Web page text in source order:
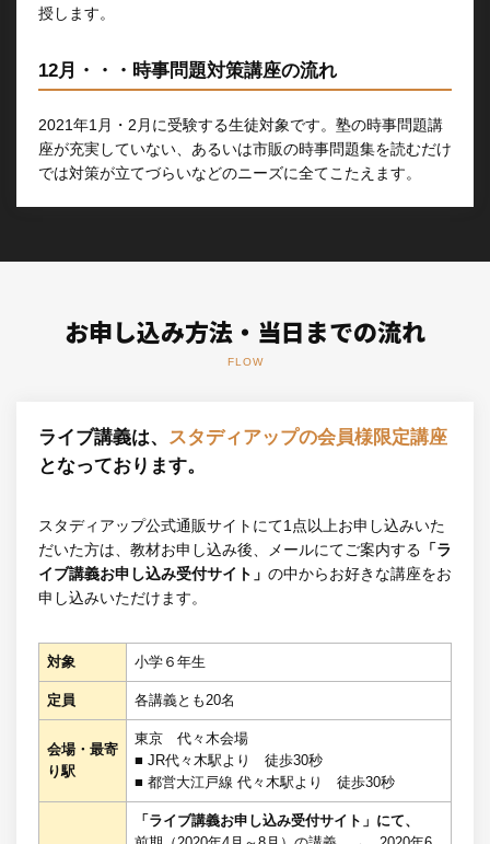
授します。
12月・・・時事問題対策講座の流れ
2021年1月・2月に受験する生徒対象です。塾の時事問題講
座が充実していない、あるいは市販の時事問題集を読むだけ
では対策が立てづらいなどのニーズに全てこたえます。
お申し込み方法・当日までの流れ
FLOW
ライブ講義は、 スタディアップの会員様限定講座
となっております。
スタディアップ公式通販サイトにて1点以上お申し込みいた
だいた方は、教材お申し込み後、メールにてご案内する 「ラ
イブ講義お申し込み受付サイト」 の中からお好きな講座をお
申し込みいただけます。
対象 小学６年生
定員 各講義とも20名
会場・最寄
り駅
東京 代々木会場
■ JR代々木駅より 徒歩30秒
■ 都営大江戸線 代々木駅より 徒歩30秒
「ライブ講義お申し込み受付サイト」にて、